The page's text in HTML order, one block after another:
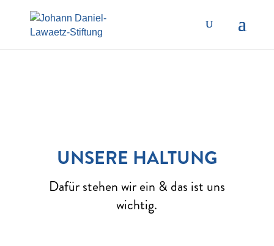
UNSERE HALTUNG
Dafür stehen wir ein & das ist uns
wichtig.